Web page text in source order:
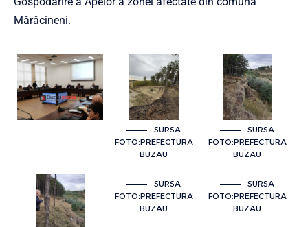
Mărăcineni.
SURSA
FOTO:PREFECTURA
BUZAU
SURSA
FOTO:PREFECTURA
BUZAU
SURSA
FOTO:PREFECTURA
BUZAU
SURSA
FOTO:PREFECTURA
BUZAU